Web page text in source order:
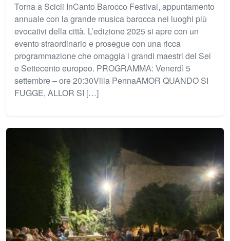
Torna a Scicli InCanto Barocco Festival, appuntamento
annuale con la grande musica barocca nei luoghi più
evocativi della città. L’edizione 2025 si apre con un
evento straordinario e prosegue con una ricca
programmazione che omaggia i grandi maestri del Sei
e Settecento europeo. PROGRAMMA: Venerdì 5
settembre – ore 20:30Villa PennaAMOR QUANDO SI
FUGGE, ALLOR SI […]